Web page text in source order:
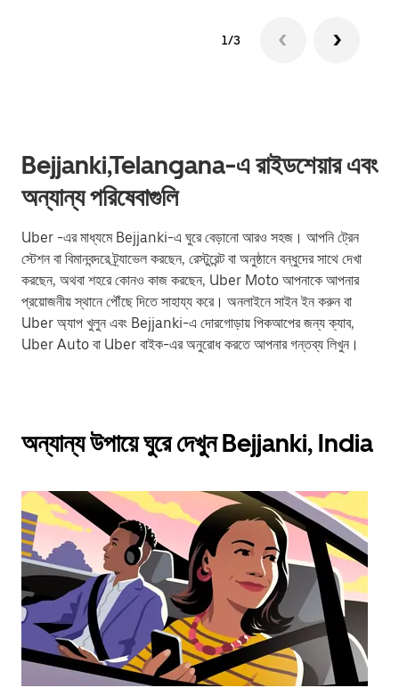
1/3
Bejjanki,Telangana-এ রাইডশেয়ার এবং
অন্যান্য পরিষেবাগুলি
Uber -এর মাধ্যমে Bejjanki-এ ঘুরে বেড়ানো আরও সহজ। আপনি ট্রেন
স্টেশন বা বিমানবন্দরে ট্র্যাভেল করছেন, রেস্টুরেন্ট বা অনুষ্ঠানে বন্ধুদের সাথে দেখা
করছেন, অথবা শহরে কোনও কাজ করছেন, Uber Moto আপনাকে আপনার
প্রয়োজনীয় স্থানে পৌঁছে দিতে সাহায্য করে। অনলাইনে সাইন ইন করুন বা
Uber অ্যাপ খুলুন এবং Bejjanki-এ দোরগোড়ায় পিকআপের জন্য ক্যাব,
Uber Auto বা Uber বাইক-এর অনুরোধ করতে আপনার গন্তব্য লিখুন।
অন্যান্য উপায়ে ঘুরে দেখুন Bejjanki, India